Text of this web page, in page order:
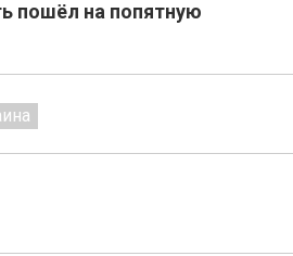
пошёл на попятную